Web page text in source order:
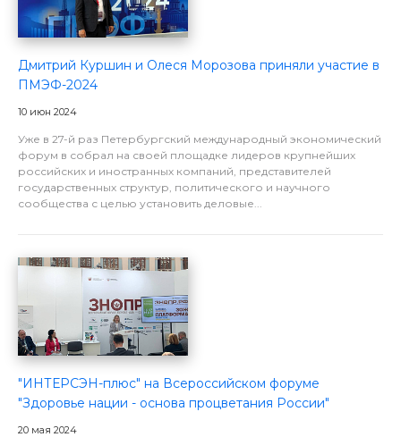
Дмитрий Куршин и Олеся Морозова приняли участие в
ПМЭФ-2024
10 июн 2024
Уже в 27-й раз Петербургский международный экономический
форум в собрал на своей площадке лидеров крупнейших
российских и иностранных компаний, представителей
государственных структур, политического и научного
сообщества с целью установить деловые...
"ИНТЕРСЭН-плюс" на Всероссийском форуме
"Здоровье нации - основа процветания России"
20 мая 2024